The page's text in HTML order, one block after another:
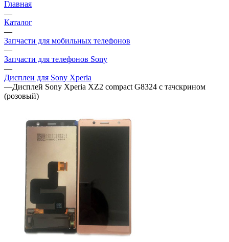
—
Каталог
—
Запчасти для мобильных телефонов
—
Запчасти для телефонов Sony
—
Дисплеи для Sony Xperia
—Дисплей Sony Xperia XZ2 compact G8324 с тачскрином
(розовый)